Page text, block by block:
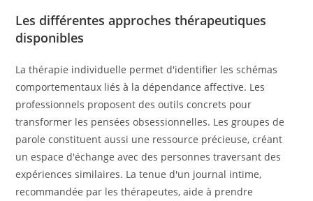
Les différentes approches thérapeutiques
disponibles
La thérapie individuelle permet d'identifier les schémas
comportementaux liés à la dépendance affective. Les
professionnels proposent des outils concrets pour
transformer les pensées obsessionnelles. Les groupes de
parole constituent aussi une ressource précieuse, créant
un espace d'échange avec des personnes traversant des
expériences similaires. La tenue d'un journal intime,
recommandée par les thérapeutes, aide à prendre